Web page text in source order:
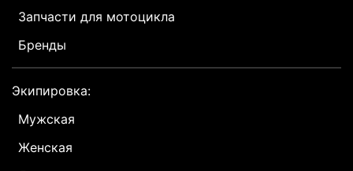
Запчасти для мотоцикла
Бренды
Экипировка:
Мужская
Женская